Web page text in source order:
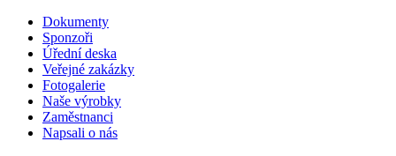
Dokumenty
Sponzoři
Úřední deska
Veřejné zakázky
Fotogalerie
Naše výrobky
Zaměstnanci
Napsali o nás